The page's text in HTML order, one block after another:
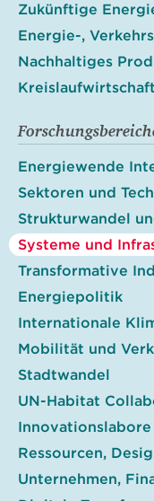
Zukünftige
Energie-,
Nachhaltiges
Kreislaufwirtschaft
Energiewende
Sektoren und
Strukturwandel
Systeme und
Transformative
Energiepolitik
Internationale
Mobilität und
Stadtwandel
UN-Habitat
Innovationslabore
Ressourcen,
Unternehmen,